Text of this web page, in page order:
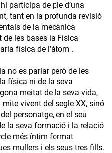
participa de ple d’una
tant en la profunda revisió
de la mecànica
de les bases la Física
física de l’àtom .
no es parlar però de les
física ni de la seva
meitat de la seva vida,
vivent del segle XX, sinó
personatge, en el seu
la seva formació i la relació
més íntim format
mullers i els seus tres fills.